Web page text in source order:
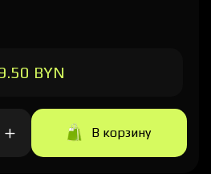
BYN
В корзину